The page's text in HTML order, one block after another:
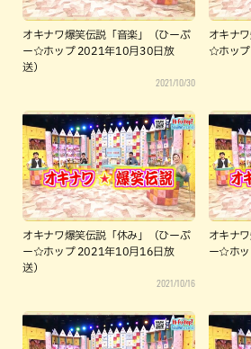
オキナワ爆笑伝説「音楽」（ひーぷ
ー☆ホップ 2021年10月30日放
送）
2021/10/30
オキナ
☆ホップ
オキナワ爆笑伝説「休み」（ひーぷ
ー☆ホップ 2021年10月16日放
送）
2021/10/16
オキナ
ー☆ホッ